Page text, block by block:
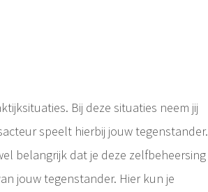
Bij deze situaties neem jij
speelt hierbij jouw tegenstander.
belangrijk dat je deze zelfbeheersing
jouw tegenstander. Hier kun je